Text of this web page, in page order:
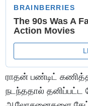
ராதன் பண்டிட்
நடந்ததால் தனிப்பட்ட